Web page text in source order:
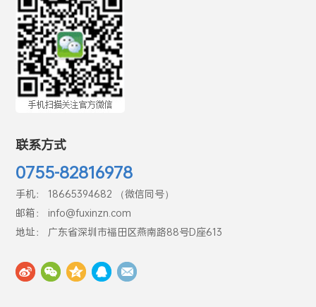
联系方式
0755-82816978
手机： 18665394682 （微信同号）
邮箱： info@fuxinzn.com
地址： 广东省深圳市福田区燕南路88号D座613